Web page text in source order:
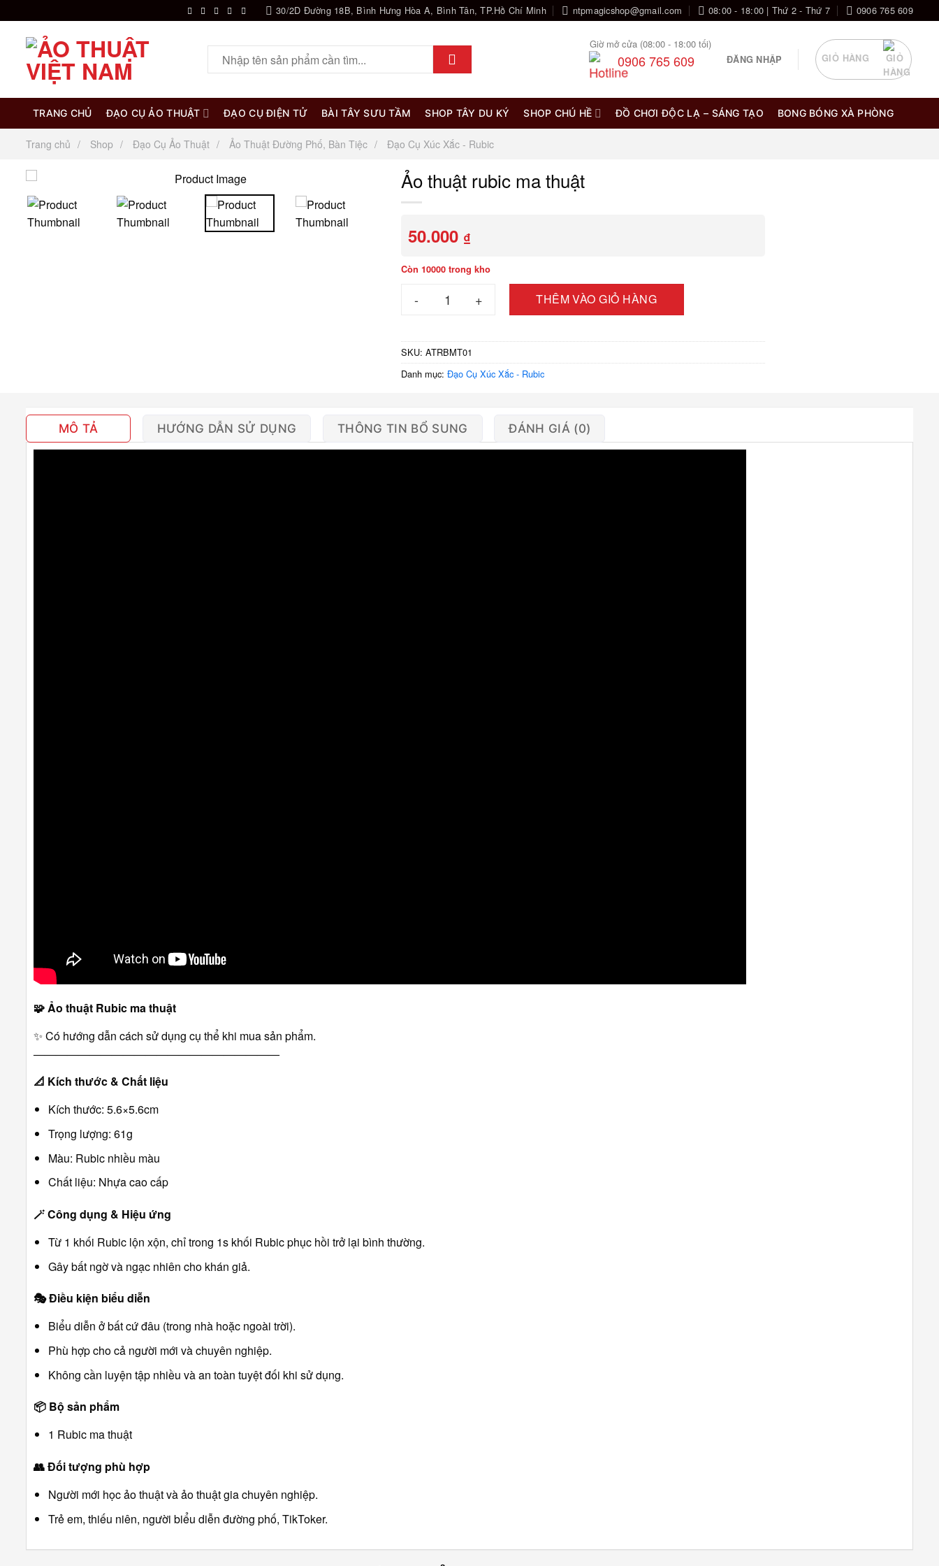
đến
30/2D Đường 18B, Bình Hưng Hòa A, Bình Tân, TP.Hồ Chí Minh ntpmagicshop@gmail.com 08:00 - 18:00 | Thứ 2 - Thứ 7 0906 765 609
kiếm:
Giờ mở cửa (08:00 - 18:00 tối)
0906 765 609 ĐĂNG NHẬP GIỎ HÀNG
TRANG CHỦ ĐẠO CỤ ẢO THUẬT ĐẠO CỤ ĐIỆN TỬ BÀI TÂY SƯU TẦM SHOP TÂY DU KÝ SHOP CHÚ HỀ ĐỒ CHƠI ĐỘC LẠ – SÁNG TẠO BONG BÓNG XÀ PHÒNG
Trang chủ Shop Đạo Cụ Ảo Thuật Ảo Thuật Đường Phố, Bàn Tiệc Đạo Cụ Xúc Xắc - Rubic
Ảo thuật rubic ma thuật
50.000 ₫
Còn 10000 trong kho
Ảo thuật rubic ma thuật số lượng
THÊM VÀO GIỎ HÀNG
SKU: ATRBMT01
Danh mục: Đạo Cụ Xúc Xắc - Rubic
MÔ TẢ HƯỚNG DẪN SỬ DỤNG THÔNG TIN BỔ SUNG ĐÁNH GIÁ (0)
🧩Ảo thuật Rubic ma thuật
✨ Có hướng dẫn cách sử dụng cụ thể khi mua sản phẩm.
――――――――――――――――――――――
📐 Kích thước & Chất liệu
Kích thước: 5.6×5.6cm
Trọng lượng: 61g
Màu: Rubic nhiều màu
Chất liệu: Nhựa cao cấp
🪄Công dụng & Hiệu ứng
Từ 1 khối Rubic lộn xộn, chỉ trong 1s khối Rubic phục hồi trở lại bình thường.
Gây bất ngờ và ngạc nhiên cho khán giả.
🎭Điều kiện biểu diễn
Biểu diễn ở bất cứ đâu (trong nhà hoặc ngoài trời).
Phù hợp cho cả người mới và chuyên nghiệp.
Không cần luyện tập nhiều và an toàn tuyệt đối khi sử dụng.
📦 Bộ sản phẩm
1 Rubic ma thuật
👥Đối tượng phù hợp
Người mới học ảo thuật và ảo thuật gia chuyên nghiệp.
Trẻ em, thiếu niên, người biểu diễn đường phố, TikToker.